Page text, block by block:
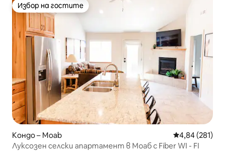
Избор на гостите
Избор на гостите
Кондо – Moab Средна
4,84 (281)
Луксозен селски апартамент в Моаб с Fiber WI - FI